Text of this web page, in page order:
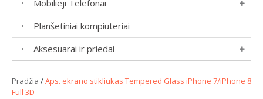
Mobilieji Telefonai
Planšetiniai kompiuteriai
Aksesuarai ir priedai
Pradžia /Aps. ekrano stikliukas Tempered Glass iPhone 7/iPhone 8
Full 3D